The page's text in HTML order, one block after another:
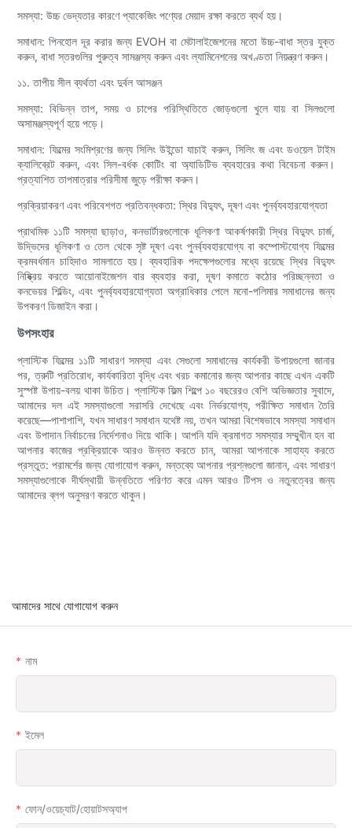
সমস্যা: উচ্চ ভেদ্যতার কারণে প্যাকেজিং পণ্যের মেয়াদ রক্ষা করতে ব্যর্থ হয়।
সমাধান: পিনহোল দূর করার জন্য EVOH বা মেটালাইজেশনের মতো উচ্চ-বাধা স্তর যুক্ত
করুন, বাধা স্তরগুলির পুরুত্ব সামঞ্জস্য করুন এবং ল্যামিনেশনের অখণ্ডতা নিয়ন্ত্রণ করুন।
১১. তাপীয় সীল ব্যর্থতা এবং দুর্বল আসঞ্জন
সমস্যা: বিভিন্ন তাপ, সময় ও চাপের পরিস্থিতিতে জোড়গুলো খুলে যায় বা সিলগুলো
অসামঞ্জস্যপূর্ণ হয়ে পড়ে।
সমাধান: ফিল্মের সংমিশ্রণের জন্য সিলিং উইন্ডো যাচাই করুন, সিলিং জ এবং ডওয়েল টাইম
ক্যালিব্রেট করুন, এবং সিল-বর্ধক কোটিং বা অ্যাডিটিভ ব্যবহারের কথা বিবেচনা করুন।
প্রত্যাশিত তাপমাত্রার পরিসীমা জুড়ে পরীক্ষা করুন।
প্রক্রিয়াকরণ এবং পরিবেশগত প্রতিবন্ধকতা: স্থির বিদ্যুৎ, দূষণ এবং পুনর্ব্যবহারযোগ্যতা
প্রাথমিক ১১টি সমস্যা ছাড়াও, কনভার্টারগুলোকে ধূলিকণা আকর্ষণকারী স্থির বিদ্যুৎ চার্জ,
উদ্ভিদের ধূলিকণা ও তেল থেকে সৃষ্ট দূষণ এবং পুনর্ব্যবহারযোগ্য বা কম্পোস্টযোগ্য ফিল্মের
ক্রমবর্ধমান চাহিদাও সামলাতে হয়। ব্যবহারিক পদক্ষেপগুলোর মধ্যে রয়েছে স্থির বিদ্যুৎ
নিষ্ক্রিয় করতে আয়োনাইজেশন বার ব্যবহার করা, দূষণ কমাতে কঠোর পরিচ্ছন্নতা ও
কনভেয়র শিল্ডিং, এবং পুনর্ব্যবহারযোগ্যতা অগ্রাধিকার পেলে মনো-পলিমার সমাধানের জন্য
উপকরণ ডিজাইন করা।
উপসংহার
প্লাস্টিক ফিল্মের ১১টি সাধারণ সমস্যা এবং সেগুলো সমাধানের কার্যকরী উপায়গুলো জানার
পর, ত্রুটি প্রতিরোধ, কার্যকারিতা বৃদ্ধি এবং খরচ কমানোর জন্য আপনার কাছে এখন একটি
সুস্পষ্ট উপায়-বলয় থাকা উচিত। প্লাস্টিক ফিল্ম শিল্পে ১০ বছরেরও বেশি অভিজ্ঞতার সুবাদে,
আমাদের দল এই সমস্যাগুলো সরাসরি দেখেছে এবং নির্ভরযোগ্য, পরীক্ষিত সমাধান তৈরি
করেছে—পাশাপাশি, যখন সাধারণ সমাধান যথেষ্ট নয়, তখন আমরা বিশেষভাবে সমস্যা সমাধান
এবং উপাদান নির্বাচনের নির্দেশনাও দিয়ে থাকি। আপনি যদি ক্রমাগত সমস্যার সম্মুখীন হন বা
আপনার কাজের প্রক্রিয়াকে আরও উন্নত করতে চান, আমরা আপনাকে সাহায্য করতে
প্রস্তুত: পরামর্শের জন্য যোগাযোগ করুন, মন্তব্যে আপনার প্রশ্নগুলো জানান, এবং সাধারণ
সমস্যাগুলোকে দীর্ঘস্থায়ী উন্নতিতে পরিণত করে এমন আরও টিপস ও নতুনত্বের জন্য
আমাদের ব্লগ অনুসরণ করতে থাকুন।
আমাদের সাথে যোগাযোগ করুন
নাম
ইমেল
ফোন/ওয়েচ্যাট/হোয়াটসঅ্যাপ